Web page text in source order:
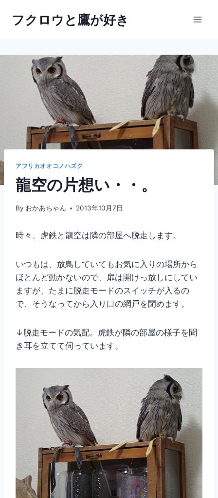
フクロウと鷹が好き
アフリカオオコノハズク
龍空の片想い・・。
By おかあちゃん 2013年10月7日
時々、虎鉄と龍空は隣の部屋へ脱走します。
いつもは、放鳥していてもお気に入りの場所から
ほとんど動かないので、扉は開けっ放しにしてい
ますが、たまに脱走モードのスイッチが入るの
で、そうなってから入り口の網戸を閉めます。
↓脱走モードの気配。虎鉄が隣の部屋の様子を聞
き耳を立てて伺っています。